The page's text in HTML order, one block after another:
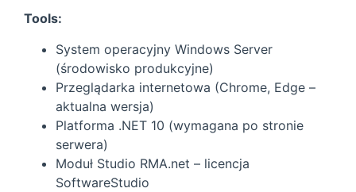
Tools:
System operacyjny Windows Server
(środowisko produkcyjne)
Przeglądarka internetowa (Chrome, Edge –
aktualna wersja)
Platforma .NET 10 (wymagana po stronie
serwera)
Moduł Studio RMA.net – licencja
SoftwareStudio